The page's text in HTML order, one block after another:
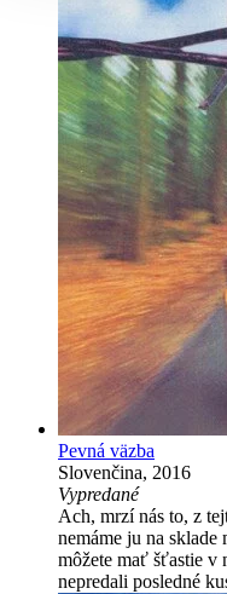
Pevná väzba
Slovenčina, 2016
Vypredané
Ach, mrzí nás to, z
nemáme ju na
môžete mať šťastie v
nepredali posledné